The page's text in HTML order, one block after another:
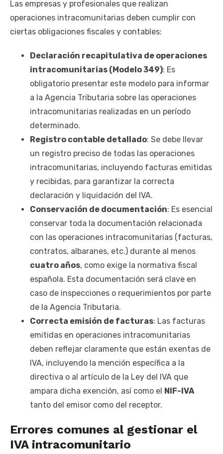
Las empresas y profesionales que realizan
operaciones intracomunitarias deben cumplir con
ciertas obligaciones fiscales y contables:
Declaración recapitulativa de operaciones
intracomunitarias (Modelo 349): Es
obligatorio presentar este modelo para informar
a la Agencia Tributaria sobre las operaciones
intracomunitarias realizadas en un período
determinado.
Registro contable detallado: Se debe llevar
un registro preciso de todas las operaciones
intracomunitarias, incluyendo facturas emitidas
y recibidas, para garantizar la correcta
declaración y liquidación del IVA.
Conservación de documentación: Es esencial
conservar toda la documentación relacionada
con las operaciones intracomunitarias (facturas,
contratos, albaranes, etc.) durante al menos
cuatro años, como exige la normativa fiscal
española. Esta documentación será clave en
caso de inspecciones o requerimientos por parte
de la Agencia Tributaria.
Correcta emisión de facturas: Las facturas
emitidas en operaciones intracomunitarias
deben reflejar claramente que están exentas de
IVA, incluyendo la mención específica a la
directiva o al artículo de la Ley del IVA que
ampara dicha exención, así como el NIF-IVA
tanto del emisor como del receptor.
Errores comunes al gestionar el
IVA intracomunitario